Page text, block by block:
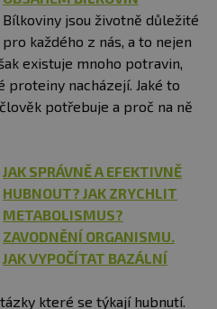
Bílkoviny jsou životně důležité
pro každého z nás, a to nejen
existuje mnoho potravin,
nacházejí. Jaké to
potřebuje a proč na ně
JAK SPRÁVNĚ A EFEKTIVNĚ
HUBNOUT? JAK ZRYCHLIT
METABOLISMUS?
ZAVODNĚNÍ ORGANISMU.
JAK VYPOČÍTAT BAZÁLNÍ
které se týkají hubnutí.